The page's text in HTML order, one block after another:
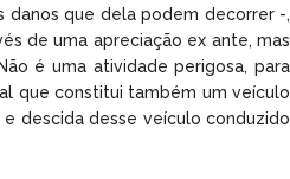
danos que dela podem decorrer -,
de uma apreciação ex ante, mas
é uma atividade perigosa, para
que constitui também um veículo
descida desse veículo conduzido